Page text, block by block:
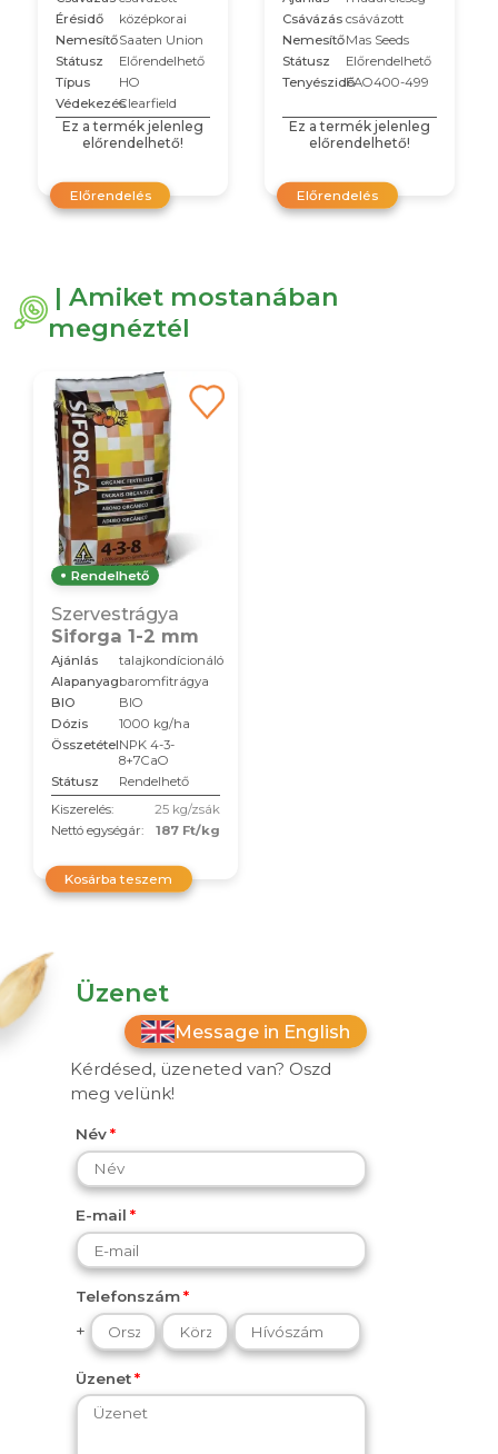
Érésidő
középkorai
NemesítőSaaten Union
Státusz
Előrendelhető
Típus
HO
VédekezésClearfield
Ez a termék jelenleg
előrendelhető!
Előrendelés
Csávázás csávázott
NemesítőMas Seeds
Státusz
Előrendelhető
TenyészidőFAO400-499
Ez a termék jelenleg
előrendelhető!
Előrendelés
| Amiket mostanában
megnéztél
Rendelhető
Szervestrágya
Siforga 1-2 mm
Ajánlás
talajkondícionáló
Alapanyagbaromfitrágya
BIO
BIO
Dózis
1000 kg/ha
ÖsszetételNPK 4-3-
8+7CaO
Státusz
Rendelhető
Kiszerelés:
25 kg/zsák
Nettó egységár:
187 Ft/kg
Kosárba teszem
Üzenet
Message in English
Kérdésed, üzeneted van? Oszd
meg velünk!
Név
E-mail
Telefonszám
+
Üzenet